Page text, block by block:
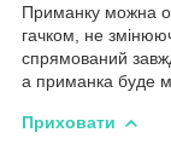
Приманку можна
гачком, не
спрямований
а приманка буде
Приховати